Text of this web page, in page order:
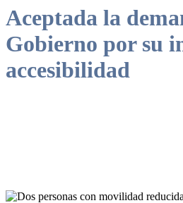
Aceptada la
Gobierno por su
accesibilidad